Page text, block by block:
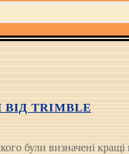
TRIMBLE
були визначені